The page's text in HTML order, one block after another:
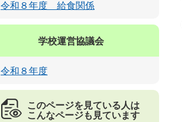
令和８年度 給食関係
学校運営協議会
令和８年度
このページを見ている人は
こんなページも見ています